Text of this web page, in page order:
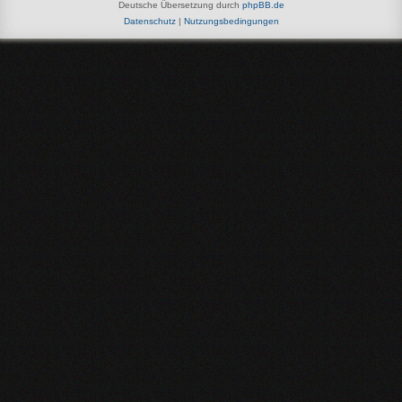
Deutsche Übersetzung durch phpBB.de
Datenschutz| Nutzungsbedingungen